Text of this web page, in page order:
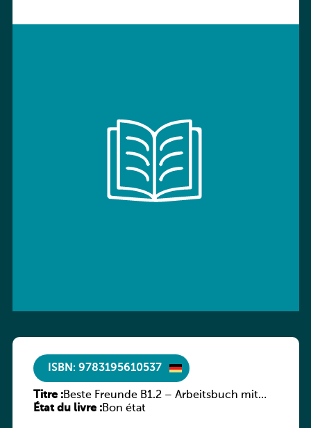
ISBN: 9783195610537
Titre :Beste Freunde B1.2 – Arbeitsbuch mit
Audio-CD
État du livre :Bon état